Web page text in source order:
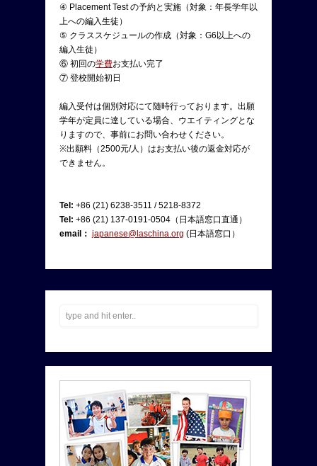
④ Placement Test の予約と実施（対象：年長学年以
上への編入生徒）
⑤ クラススケジュールの作成（対象：G6以上への
編入生徒）
⑥ 初回の学費お支払い完了
⑦ 登校開始初日
編入受付は個別対応にて随時行っております。出願
学年が定員に達している場合、ウエイティングとな
りますので、事前にお問い合わせください。
※出願料（2500元/人）はお支払い後の返金対応が
できません。
Tel: +86 (21) 6238-3511 / 5218-8372
Tel: +86 (21) 137-0191-0504（日本語窓口直通）
email： japanese@laschina.org (日本語窓口）